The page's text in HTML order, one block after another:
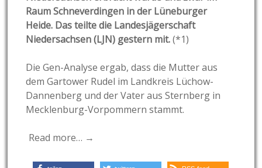
Raum Schneverdingen in der Lüneburger
Heide. Das teilte die Landesjägerschaft
Niedersachsen (LJN) gestern mit.(*1)
Die Gen-Analyse ergab, dass die Mutter aus
dem Gartower Rudel im Landkreis Lüchow-
Dannenberg und der Vater aus Sternberg in
Mecklenburg-Vorpommern stammt.
Read more… →